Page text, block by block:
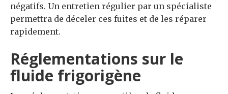
négatifs. Un entretien régulier par un spécialiste
permettra de déceler ces fuites et de les réparer
rapidement.
Réglementations sur le
fluide frigorigène